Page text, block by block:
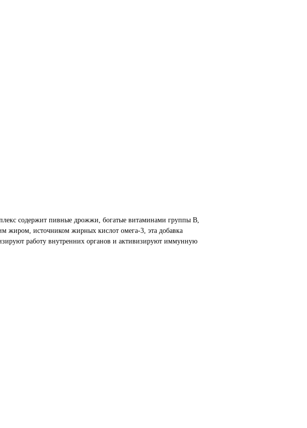
содержит пивные дрожжи, богатые витаминами группы В,
жиром, источником жирных кислот омега-3, эта добавка
работу внутренних органов и активизируют иммунную